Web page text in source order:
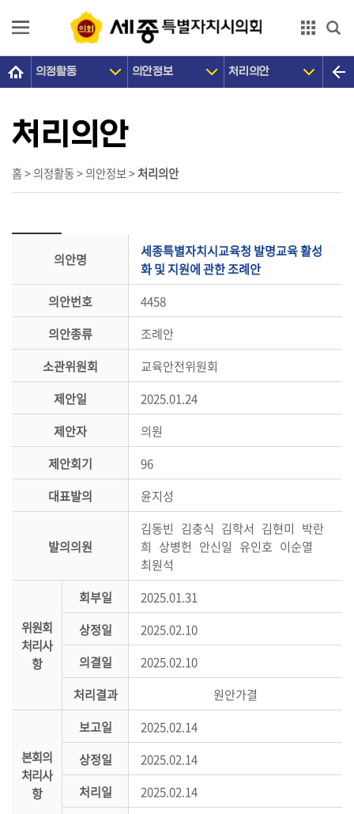
의
개
의
원
장
정
민
여
통
당
의정활동 의안정보 처리의안
홈 > 의정활동 > 의안정보 >처리의안
처리의안
의안명
세종특별자치시교육청 발명교육 활성
화 및 지원에 관한 조례안
의안번호
4458
의안종류
조례안
소관위원회
교육안전위원회
제안일
2025.01.24
제안자
의원
제안회기
96
대표발의
윤지성
발의의원
김동빈 김충식 김학서 김현미 박란
희 상병헌 안신일 유인호 이순열
최원석
위원회
처리사
항
회부일
2025.01.31
상정일
2025.02.10
의결일
2025.02.10
처리결과
원안가결
본회의
처리사
항
보고일
2025.02.14
상정일
2025.02.14
처리일
2025.02.14